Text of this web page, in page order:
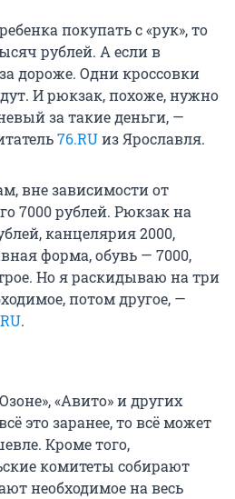
покупать с «рук», то
рублей. А если в
дороже. Одни кроссовки
И рюкзак, похоже, нужно
за такие деньги, —
76.RUиз Ярославля.
вне зависимости от
7000 рублей. Рюкзак на
канцелярия 2000,
форма, обувь — 7000,
Но я раскидываю на три
потом другое, —
.
«Авито» и других
это заранее, то всё может
Кроме того,
комитеты собирают
необходимое на весь